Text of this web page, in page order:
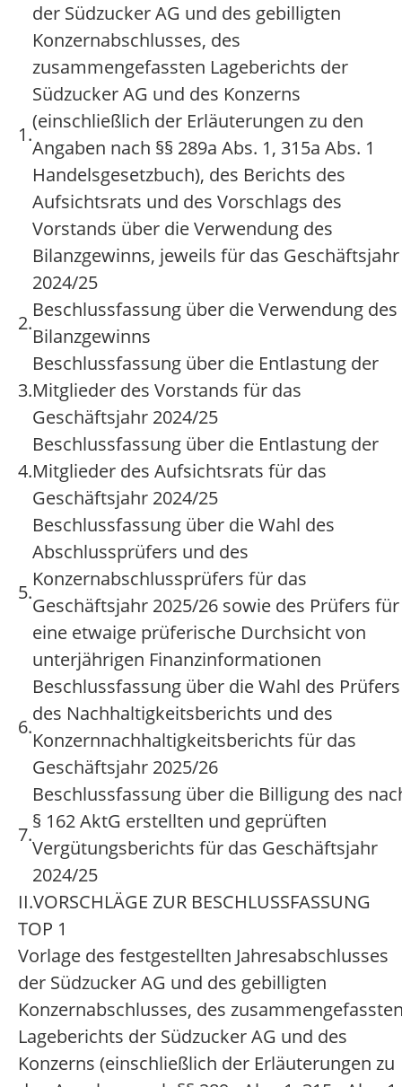
1.
der Südzucker AG und des gebilligten
Konzernabschlusses, des
zusammengefassten Lageberichts der
Südzucker AG und des Konzerns
(einschließlich der Erläuterungen zu den
Angaben nach §§ 289a Abs. 1, 315a Abs. 1
Handelsgesetzbuch), des Berichts des
Aufsichtsrats und des Vorschlags des
Vorstands über die Verwendung des
Bilanzgewinns, jeweils für das Geschäftsjahr
2024/25
2.
Beschlussfassung über die Verwendung des
Bilanzgewinns
3.
Beschlussfassung über die Entlastung der
Mitglieder des Vorstands für das
Geschäftsjahr 2024/25
4.
Beschlussfassung über die Entlastung der
Mitglieder des Aufsichtsrats für das
Geschäftsjahr 2024/25
5.
Beschlussfassung über die Wahl des
Abschlussprüfers und des
Konzernabschlussprüfers für das
Geschäftsjahr 2025/26 sowie des Prüfers für
eine etwaige prüferische Durchsicht von
unterjährigen Finanzinformationen
6.
Beschlussfassung über die Wahl des Prüfers
des Nachhaltigkeitsberichts und des
Konzernnachhaltigkeitsberichts für das
Geschäftsjahr 2025/26
7.
Beschlussfassung über die Billigung des
§ 162 AktG erstellten und geprüften
Vergütungsberichts für das Geschäftsjahr
2024/25
II.VORSCHLÄGE ZUR BESCHLUSSFASSUNG
TOP 1
Vorlage des festgestellten Jahresabschlusses
der Südzucker AG und des gebilligten
Konzernabschlusses, des
Lageberichts der Südzucker AG und des
Konzerns (einschließlich der Erläuterungen zu